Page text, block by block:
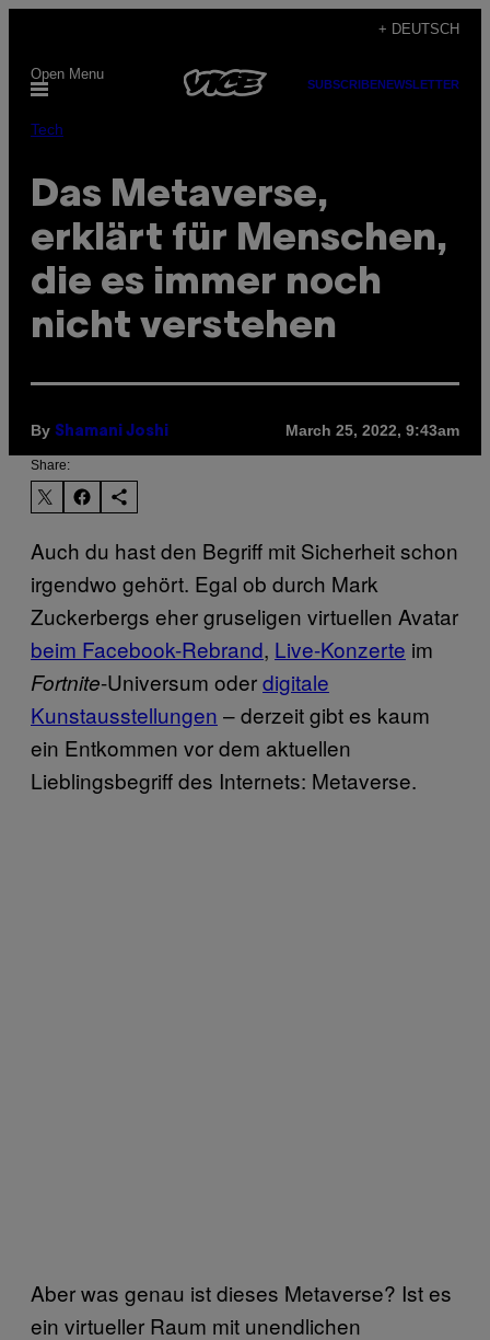
content
+ DEUTSCH
Open Menu
SUBSCRIBENEWSLETTER
Tech
Das Metaverse,
erklärt für Menschen,
die es immer noch
nicht verstehen
By Shamani Joshi March 25, 2022, 9:43am
Share:
Auch du hast den Begriff mit Sicherheit schon
irgendwo gehört. Egal ob durch Mark
Zuckerbergs eher gruseligen virtuellen Avatar
beim Facebook-Rebrand, Live-Konzerte im
Fortnite-Universum oderdigitale
Kunstausstellungen – derzeit gibt es kaum
ein Entkommen vor dem aktuellen
Lieblingsbegriff des Internets: Metaverse.
Aber was genau ist dieses Metaverse? Ist es
ein virtueller Raum mit unendlichen